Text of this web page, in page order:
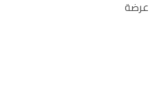
أقل عرضة